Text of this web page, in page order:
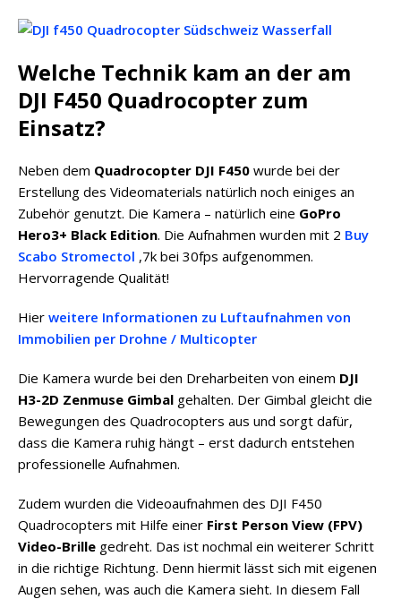
Welche Technik kam an der am
DJI F450 Quadrocopter zum
Einsatz?
Neben dem Quadrocopter DJI F450 wurde bei der
Erstellung des Videomaterials natürlich noch einiges an
Zubehör genutzt. Die Kamera – natürlich eine GoPro
Hero3+ Black Edition. Die Aufnahmen wurden mit 2 Buy
Scabo Stromectol ,7k bei 30fps aufgenommen.
Hervorragende Qualität!
Hier weitere Informationen zu Luftaufnahmen von
Immobilien per Drohne / Multicopter
Die Kamera wurde bei den Dreharbeiten von einem DJI
H3-2D Zenmuse Gimbal gehalten. Der Gimbal gleicht die
Bewegungen des Quadrocopters aus und sorgt dafür,
dass die Kamera ruhig hängt – erst dadurch entstehen
professionelle Aufnahmen.
Zudem wurden die Videoaufnahmen des DJI F450
Quadrocopters mit Hilfe einer First Person View (FPV)
Video-Brille gedreht. Das ist nochmal ein weiterer Schritt
in die richtige Richtung. Denn hiermit lässt sich mit eigenen
Augen sehen, was auch die Kamera sieht. In diesem Fall